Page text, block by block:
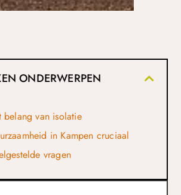
ONDERWERPEN
belang van isolatie
in Kampen cruciaal
vragen